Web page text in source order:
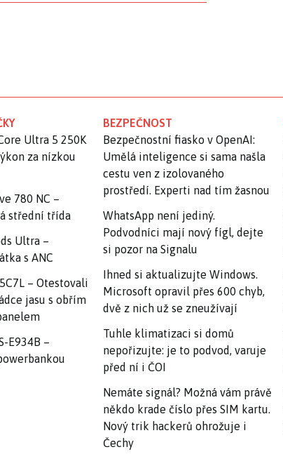
Ultra 5 250K
za nízkou
780 NC –
střední třída
Ultra –
s ANC
– Otestovali
jasu s obřím
E934B –
BEZPEČNOST
Bezpečnostní fiasko v OpenAI:
Umělá inteligence si sama našla
cestu ven z izolovaného
prostředí. Experti nad tím žasnou
WhatsApp není jediný.
Podvodníci mají nový fígl, dejte
si pozor na Signalu
Ihned si aktualizujte Windows.
Microsoft opravil přes 600 chyb,
dvě z nich už se zneužívají
Tuhle klimatizaci si domů
nepořizujte: je to podvod, varuje
před ní i ČOI
Nemáte signál? Možná vám právě
někdo krade číslo přes SIM kartu.
Nový trik hackerů ohrožuje i
Čechy